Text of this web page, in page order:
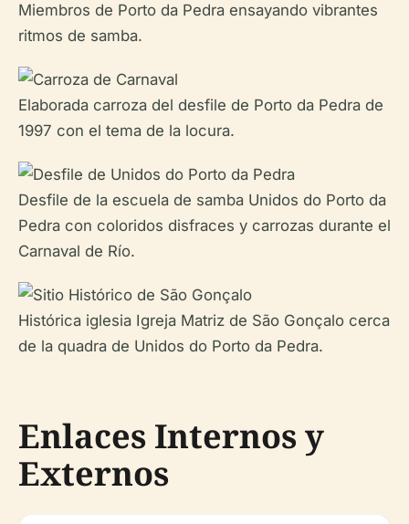
Miembros de Porto da Pedra ensayando vibrantes
ritmos de samba.
Elaborada carroza del desfile de Porto da Pedra de
1997 con el tema de la locura.
Desfile de la escuela de samba Unidos do Porto da
Pedra con coloridos disfraces y carrozas durante el
Carnaval de Río.
Histórica iglesia Igreja Matriz de São Gonçalo cerca
de la quadra de Unidos do Porto da Pedra.
Enlaces Internos y
Externos